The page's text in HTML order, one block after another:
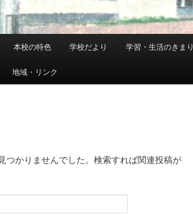
本校の特色 学校だより 学習・生活のきまり
地域・リンク
つかりませんでした。検索すれば関連投稿が